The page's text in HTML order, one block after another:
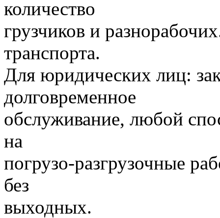
количество
грузчиков и
транспорта.
Для юридических лиц:
долговременное
обслуживание, любой
на
погрузо-разгрузочные
без
выходных.